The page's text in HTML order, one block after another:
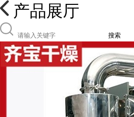
产品展厅
搜索